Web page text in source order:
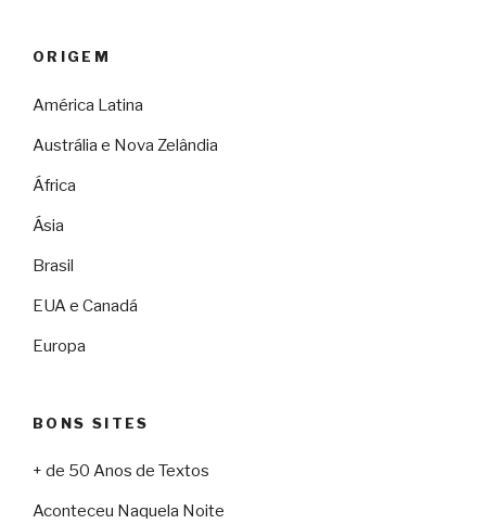
ORIGEM
América Latina
Austrália e Nova Zelândia
África
Ásia
Brasil
EUA e Canadá
Europa
BONS SITES
+ de 50 Anos de Textos
Aconteceu Naquela Noite